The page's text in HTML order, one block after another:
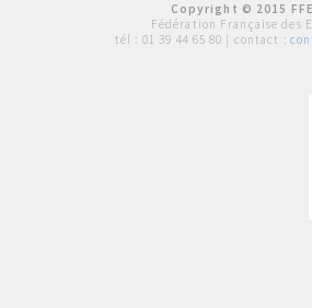
Copyright © 2015
Fédération Française des
tél : 01 39 44 65 80 | contact :